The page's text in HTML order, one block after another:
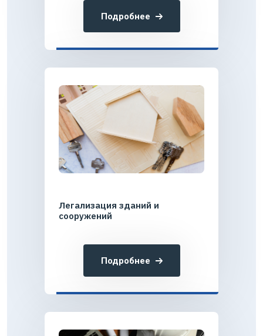
Подробнее
Легализация зданий и
сооружений
Подробнее